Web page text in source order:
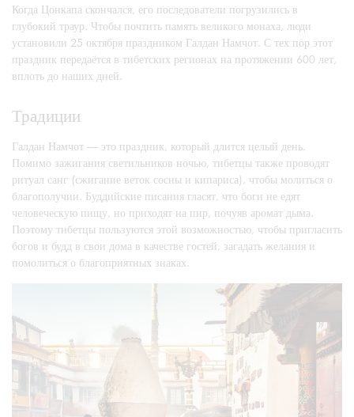
Когда Цонкапа скончался, его последователи погрузились в
глубокий траур. Чтобы почтить память великого монаха, люди
установили 25 октября праздником Галдан Намчот. С тех пор этот
праздник передаётся в тибетских регионах на протяжении 600 лет,
вплоть до наших дней.
Традиции
Галдан Намчот — это праздник, который длится целый день.
Помимо зажигания светильников ночью, тибетцы также проводят
ритуал санг (сжигание веток сосны и кипариса), чтобы молиться о
благополучии. Буддийские писания гласят, что боги не едят
человеческую пищу, но приходят на пир, почуяв аромат дыма.
Поэтому тибетцы пользуются этой возможностью, чтобы пригласить
богов и будд в свои дома в качестве гостей, загадать желания и
помолиться о благоприятных знаках.